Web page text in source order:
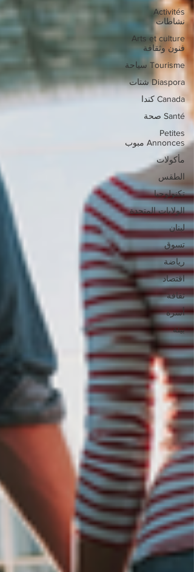
Activités
نشاطات
Arts et culture
فنون وثقافة
Tourisme سياحة
Diaspora شتات
Canada كندا
Santé صحة
Petites
Annonces مبوب
مأكولات
الطقس
تكنولوجيا
الولايات المتحدة
لبنان
تسوق
رياضة
اقتصاد
ثقافة
أسرة
بيئة